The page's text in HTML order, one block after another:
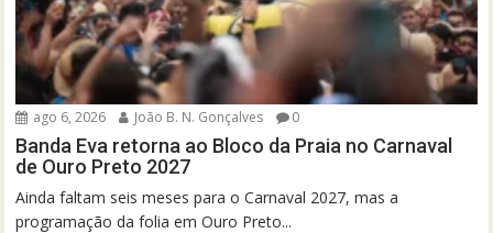
ago 6, 2026 João B. N. Gonçalves 0
Banda Eva retorna ao Bloco da Praia no Carnaval
de Ouro Preto 2027
Ainda faltam seis meses para o Carnaval 2027, mas a
programação da folia em Ouro Preto...